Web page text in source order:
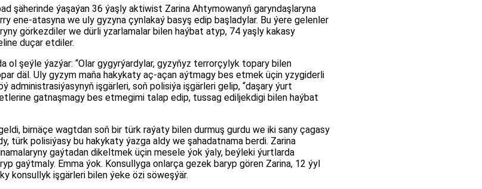
şäherinde ýaşaýan 36 ýaşly aktiwist Zarina Ahtymowanyň garyndaşlaryna
ene-atasyna we uly gyzyna çynlakaý basyş edip başladylar. Bu ýere gelenler
görkezdiler we dürli yzarlamalar bilen haýbat atyp, 74 yaşly kakasy
duçar etdiler.
ol şeýle ýazýar: “Olar gygyrýardylar, gyzyňyz terrorçylyk topary bilen
däl. Uly gyzym maňa hakykaty aç-açan aýtmagy bes etmek üçin yzygiderli
administrasiýasynyň işgärleri, soň polisiýa işgärleri gelip, “daşary ýurt
gatnaşmagy bes etmegimi talap edip, tussag ediljekdigi bilen haýbat
birnäçe wagtdan soň bir türk raýaty bilen durmuş gurdu we iki sany çagasy
türk polisiýasy bu hakykaty ýazga aldy we şahadatnama berdi. Zarina
gaýtadan dikeltmek üçin mesele ýok ýaly, beýleki ýurtlarda
gaýtmaly. Emma ýok. Konsullyga onlarça gezek baryp gören Zarina, 12 ýyl
konsullyk işgärleri bilen ýeke özi söweşýär.